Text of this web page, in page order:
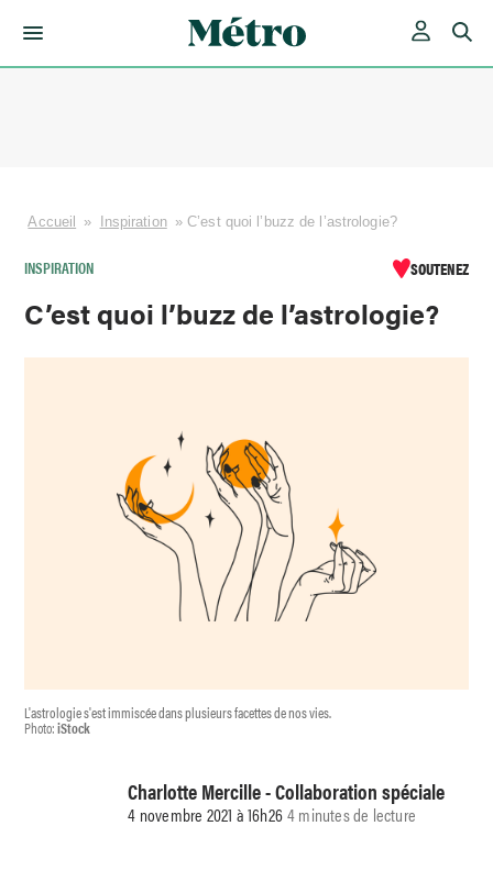
Accueil » Inspiration »C’est quoi l’buzz de l’astrologie?
INSPIRATION SOUTENEZ
C’est quoi l’buzz de l’astrologie?
L'astrologie s'est immiscée dans plusieurs facettes de nos vies.
Photo:iStock
Charlotte Mercille - Collaboration spéciale
4 novembre 2021 à 16h264 minutes de lecture